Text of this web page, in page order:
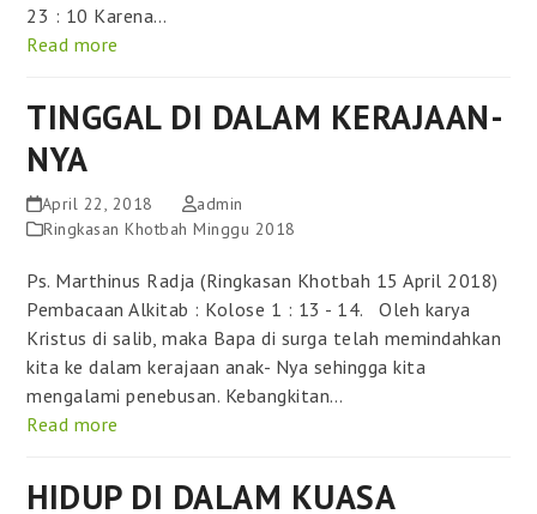
23 : 10 Karena…
Read more
TINGGAL DI DALAM KERAJAAN-
NYA
April 22, 2018
admin
Ringkasan Khotbah Minggu 2018
Ps. Marthinus Radja (Ringkasan Khotbah 15 April 2018)
Pembacaan Alkitab : Kolose 1 : 13 - 14. Oleh karya
Kristus di salib, maka Bapa di surga telah memindahkan
kita ke dalam kerajaan anak- Nya sehingga kita
mengalami penebusan. Kebangkitan…
Read more
HIDUP DI DALAM KUASA